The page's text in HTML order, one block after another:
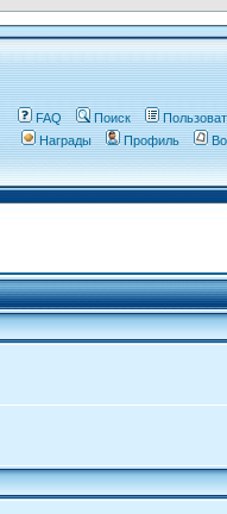
FAQ Поиск
Награды
Профиль